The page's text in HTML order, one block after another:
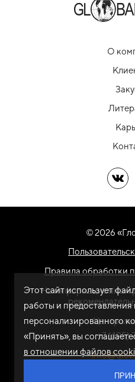
О
Мы
© 2026
Правила обработки
На информационном
+7 (495)
Этот сайт использует
работы и предоставления
персонализированного
«Принять», вы
в отношении файлов